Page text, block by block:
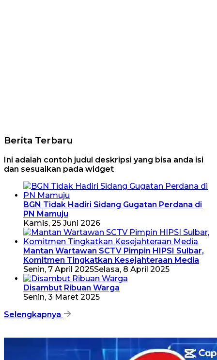
Berita Terbaru
Ini adalah contoh judul deskripsi yang bisa anda isi
dan sesuaikan pada widget
BGN Tidak Hadiri Sidang Gugatan Perdana di
PN Mamuju
Kamis, 25 Juni 2026
Mantan Wartawan SCTV Pimpin HIPSI Sulbar,
Komitmen Tingkatkan Kesejahteraan Media
Senin, 7 April 2025Selasa, 8 April 2025
Disambut Ribuan Warga
Senin, 3 Maret 2025
Selengkapnya